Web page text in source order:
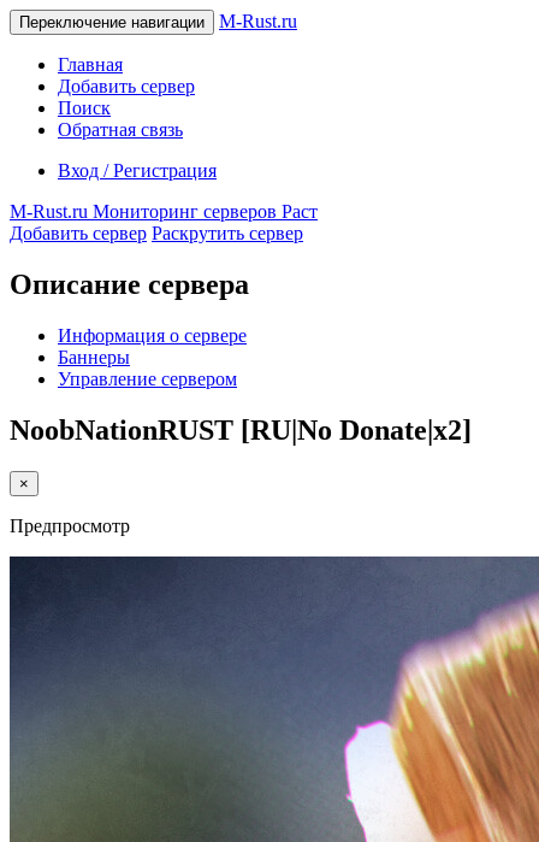
Переключение навигации M-Rust.ru
Главная
Добавить сервер
Поиск
Обратная связь
Вход / Регистрация
M-Rust.ru Мониторинг серверов Раст
Добавить сервер Раскрутить сервер
Описание сервера
Информация о сервере
Баннеры
Управление сервером
NoobNationRUST [RU|No Donate|x2]
×
Предпросмотр